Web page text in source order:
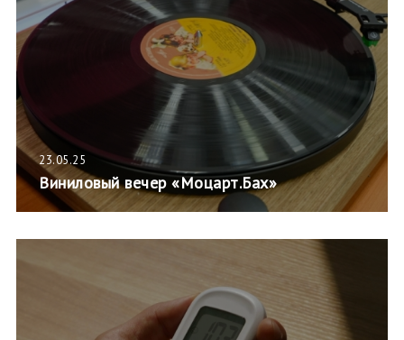
23.05.25
Виниловый вечер «Моцарт.Бах»